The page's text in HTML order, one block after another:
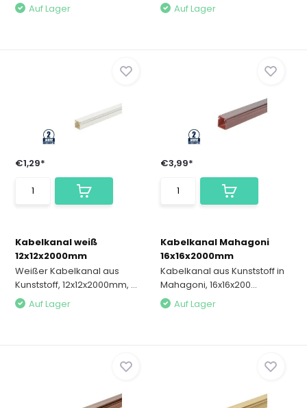
Auf Lager
Auf Lager
€1,29*
Kabelkanal weiß
12x12x2000mm
Weißer Kabelkanal aus
Kunststoff, 12x12x2000mm, ...
Auf Lager
€3,99*
Kabelkanal Mahagoni
16x16x2000mm
Kabelkanal aus Kunststoff in
Mahagoni, 16x16x200...
Auf Lager